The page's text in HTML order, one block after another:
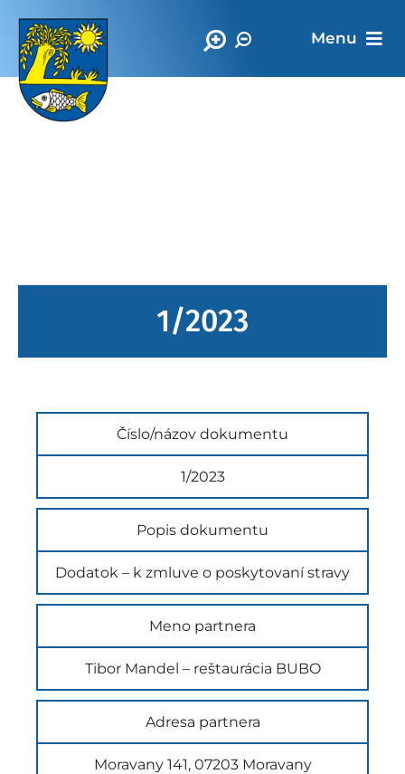
Menu
1/2023
Číslo/názov dokumentu
1/2023
Popis dokumentu
Dodatok – k zmluve o poskytovaní stravy
Meno partnera
Tibor Mandel – reštaurácia BUBO
Adresa partnera
Moravany 141, 07203 Moravany